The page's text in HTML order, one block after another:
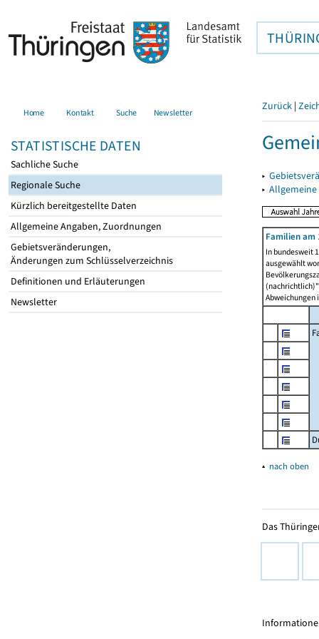
Home Kontakt Suche Newsletter
STATISTISCHE DATEN
Sachliche Suche
Regionale Suche
Kürzlich bereitgestellte Daten
Allgemeine Angaben, Zuordnungen
Gebietsveränderungen,
Änderungen zum Schlüsselverzeichnis
Definitionen und Erläuterungen
Newsletter
Zurück |
▸
▸
Familien am
In bundesweit
ausgewählt
Abweichungen
▴ nach oben
Das